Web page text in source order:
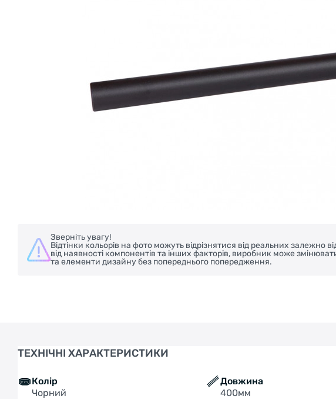
Зверніть увагу!
Відтінки кольорів на фото можуть відрізнятися від реальних
від наявності компонентів та інших факторів, виробник може
та елементи дизайну без попереднього попередження.
ТЕХНІЧНІ ХАРАКТЕРИСТИКИ
Колір
Чорний
Довжина
400мм